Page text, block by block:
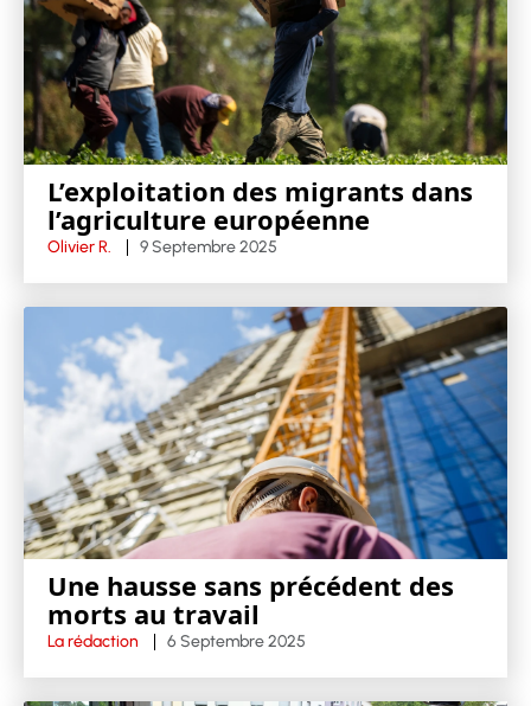
L’exploitation des migrants dans
l’agriculture européenne
Olivier R. 9 Septembre 2025
Une hausse sans précédent des
morts au travail
La rédaction 6 Septembre 2025